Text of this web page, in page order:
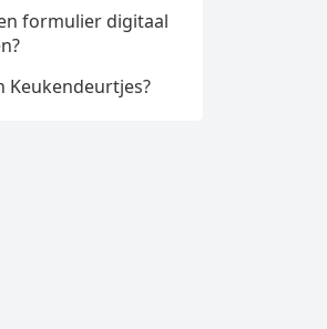
formulier digitaal
Keukendeurtjes?